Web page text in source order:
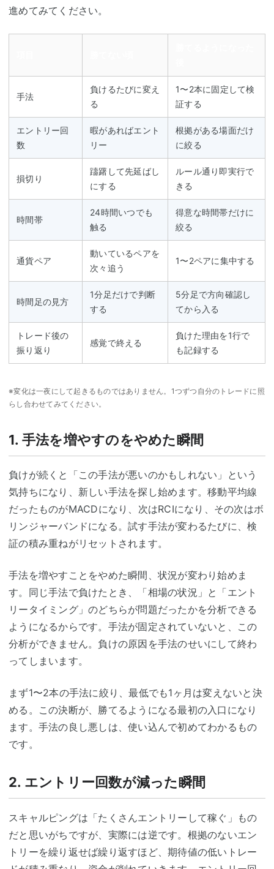
進めてみてください。
手法
負けるたびに変え
る
1〜2本に固定して検
証する
エントリー回
数
暇があればエント
リー
根拠がある場面だけ
に絞る
損切り
躊躇して先延ばし
にする
ルール通り即実行で
きる
時間帯
24時間いつでも
触る
得意な時間帯だけに
絞る
通貨ペア
動いているペアを
次々追う
1〜2ペアに集中する
時間足の見方
1分足だけで判断
する
5分足で方向確認し
てから入る
トレード後の
振り返り
感覚で終える
負けた理由を1行で
も記録する
※変化は一夜にして起きるものではありません。1つずつ自分のトレードに照
らし合わせてみてください。
1. 手法を増やすのをやめた瞬間
負けが続くと「この手法が悪いのかもしれない」という
気持ちになり、新しい手法を探し始めます。移動平均線
だったものがMACDになり、次はRCIになり、その次はボ
リンジャーバンドになる。試す手法が変わるたびに、検
証の積み重ねがリセットされます。
手法を増やすことをやめた瞬間、状況が変わり始めま
す。同じ手法で負けたとき、「相場の状況」と「エント
リータイミング」のどちらが問題だったかを分析できる
ようになるからです。手法が固定されていないと、この
分析ができません。負けの原因を手法のせいにして終わ
ってしまいます。
まず1〜2本の手法に絞り、最低でも1ヶ月は変えないと決
める。この決断が、勝てるようになる最初の入口になり
ます。手法の良し悪しは、使い込んで初めてわかるもの
です。
2. エントリー回数が減った瞬間
スキャルピングは「たくさんエントリーして稼ぐ」もの
だと思いがちですが、実際には逆です。根拠のないエン
トリーを繰り返せば繰り返すほど、期待値の低いトレー